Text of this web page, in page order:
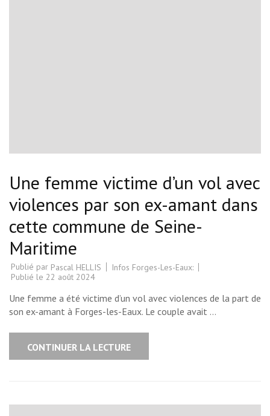
Une femme victime d’un vol avec
violences par son ex-amant dans
cette commune de Seine-
Maritime
Publié par Pascal HELLIS
Infos Forges-Les-Eaux:
Publié le 22 août 2024
Une femme a été victime d’un vol avec violences de la part de
son ex-amant à Forges-les-Eaux. Le couple avait …
CONTINUER LA LECTURE